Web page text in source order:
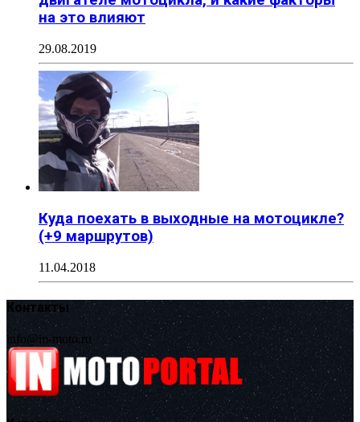
на это влияют
29.08.2019
Куда поехать в выходные на мотоцикле?
(+9 маршрутов)
11.04.2018
Контакты
info@in-moto.ru